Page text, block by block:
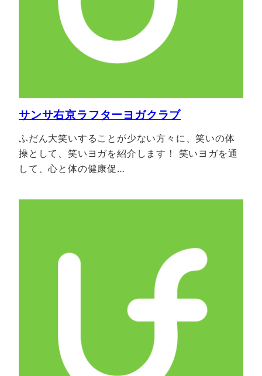
サンサ右京ラフターヨガクラブ
ふだん大笑いすることが少ない方々に、笑いの体
操として、笑いヨガを紹介します！ 笑いヨガを通
して、心と体の健康促…